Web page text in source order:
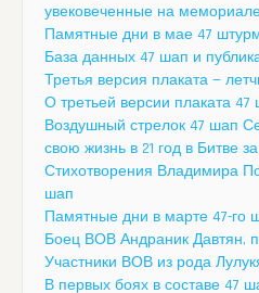
увековеченные на
Памятные дни в мае 47
База данных 47 шап и
Третья версия плаката —
О третьей версии плаката 47
Воздушный стрелок 47 шап
свою жизнь в 21 год в Битве
Стихотворения Владимира
шап
Памятные дни в марте 47-го
Боец ВОВ Андраник Давтян,
Участники ВОВ из рода
В первых боях в составе 47